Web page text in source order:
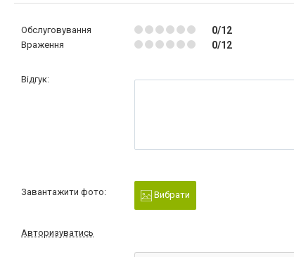
Обслуговування 0/12
Враження 0/12
Відгук:
Завантажити фото: Вибрати
Авторизуватись